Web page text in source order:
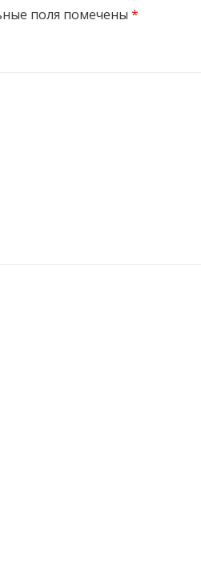
поля помечены *